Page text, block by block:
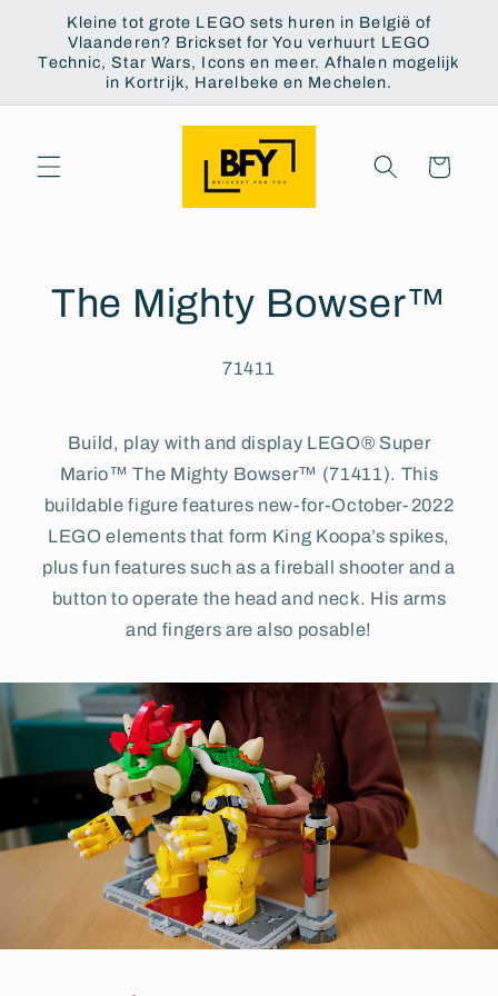
Skip to
content
Kleine tot grote LEGO sets huren in België of
Vlaanderen? Brickset for You verhuurt LEGO
Technic, Star Wars, Icons en meer. Afhalen mogelijk
in Kortrijk, Harelbeke en Mechelen.
Cart
The Mighty Bowser™
71411
Build, play with and display LEGO® Super
Mario™ The Mighty Bowser™ (71411). This
buildable figure features new-for-October-2022
LEGO elements that form King Koopa’s spikes,
plus fun features such as a fireball shooter and a
button to operate the head and neck. His arms
and fingers are also posable!